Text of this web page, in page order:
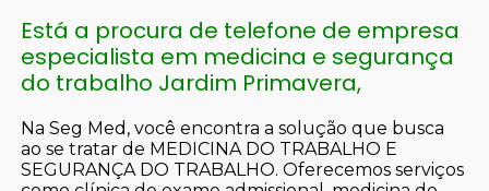
Está a procura de telefone de empresa
especialista em medicina e segurança
do trabalho Jardim Primavera,
Na Seg Med, você encontra a solução que busca
ao se tratar de MEDICINA DO TRABALHO E
SEGURANÇA DO TRABALHO. Oferecemos serviços